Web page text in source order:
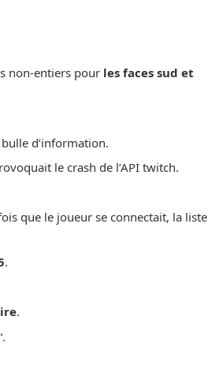
non-entiers pour les faces sud et
d’information.
le crash de l’API twitch.
que le joueur se connectait, la liste
.
.